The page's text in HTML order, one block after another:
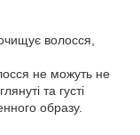
волосся,
не можуть не
та густі
образу.